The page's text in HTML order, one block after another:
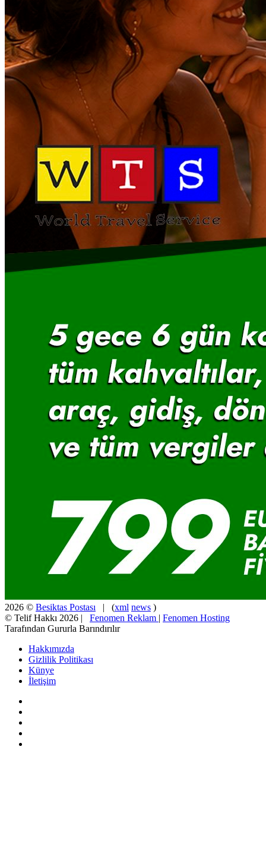
2026 © Besiktas Postası | (xml news )
© Telif Hakkı 2026 | Fenomen Reklam | Fenomen Hosting
Tarafından Gururla Barındırılır
Hakkımızda
Gizlilik Politikası
Künye
İletişim